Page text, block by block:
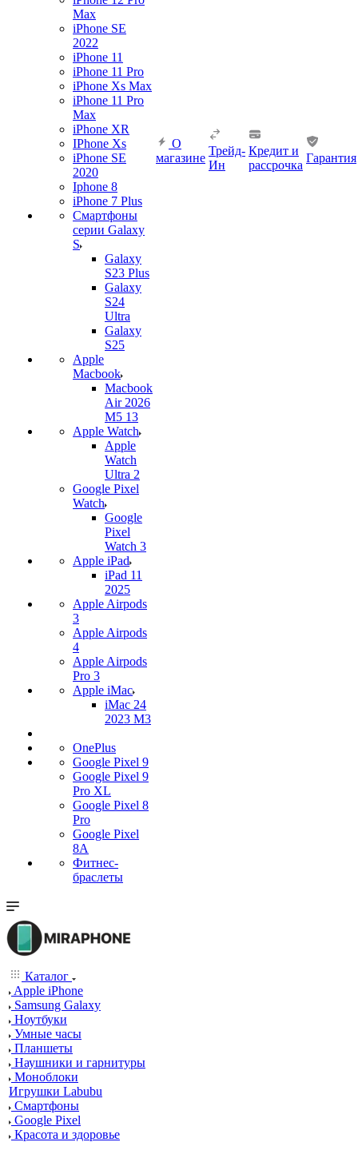
Max
iPhone SE
2022
iPhone 11
iPhone 11 Pro
iPhone Xs Max
iPhone 11 Pro
Max
iPhone XR
IPhone Xs
iPhone SE
2020
Iphone 8
iPhone 7 Plus
Смартфоны
серии Galaxy
S
Galaxy
S23 Plus
Galaxy
S24
Ultra
Galaxy
S25
Apple
Macbook
Macbook
Air 2026
M5 13
Apple Watch
Apple
Watch
Ultra 2
Google Pixel
Watch
Google
Pixel
Watch 3
Apple iPad
iPad 11
2025
Apple Airpods
3
Apple Airpods
4
Apple Airpods
Pro 3
Apple iMac
iMac 24
2023 M3
OnePlus
Google Pixel 9
Google Pixel 9
Pro XL
Google Pixel 8
Pro
Google Pixel
8A
Фитнес-
браслеты
О
магазине
Трейд-
Ин
Кредит и
рассрочка
Гарантия
Каталог
Apple iPhone
Samsung Galaxy
Ноутбуки
Умные часы
Планшеты
Наушники и гарнитуры
Моноблоки
Игрушки Labubu
Смартфоны
Google Pixel
Красота и здоровье